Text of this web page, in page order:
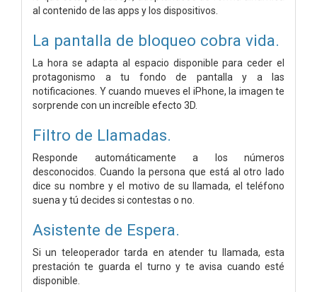
al contenido de las apps y los dispositivos.
La pantalla de bloqueo cobra vida.
La hora se adapta al espacio disponible para ceder el
protagonismo a tu fondo de pantalla y a las
notificaciones. Y cuando mueves el iPhone, la imagen te
sorprende con un increíble efecto 3D.
Filtro de Llamadas.
Responde automáticamente a los números
desconocidos. Cuando la persona que está al otro lado
dice su nombre y el motivo de su llamada, el teléfono
suena y tú decides si contestas o no.
Asistente de Espera.
Si un teleoperador tarda en atender tu llamada, esta
prestación te guarda el turno y te avisa cuando esté
disponible.